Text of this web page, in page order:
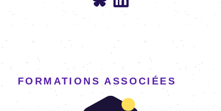
FORMATIONS ASSOCIÉES